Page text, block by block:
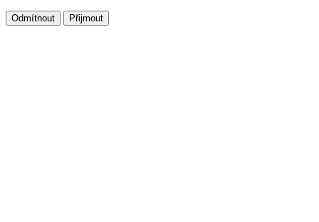
Odmítnout Přijmout